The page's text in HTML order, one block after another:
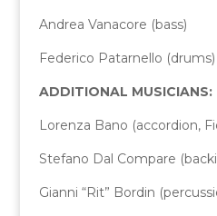
Andrea Vanacore (bass)
Federico Patarnello (drums)
ADDITIONAL MUSICIANS:
Lorenza Bano (accordion,
Stefano Dal Compare
Gianni “Rit” Bordin